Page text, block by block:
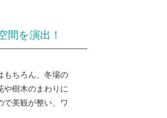
間を演出！
もちろん、冬場の
や樹木のまわりに
で美観が整い、ワ